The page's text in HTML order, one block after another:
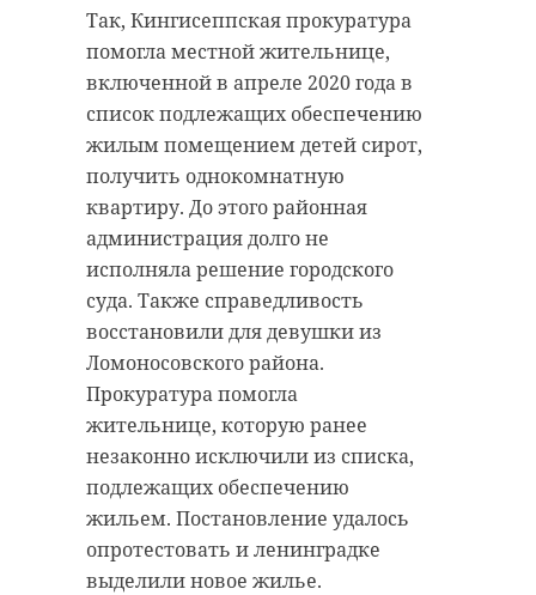
Так, Кингисеппская прокуратура
помогла местной жительнице,
включенной в апреле 2020 года в
список подлежащих обеспечению
жилым помещением детей сирот,
получить однокомнатную
квартиру. До этого районная
администрация долго не
исполняла решение городского
суда. Также справедливость
восстановили для девушки из
Ломоносовского района.
Прокуратура помогла
жительнице, которую ранее
незаконно исключили из списка,
подлежащих обеспечению
жильем. Постановление удалось
опротестовать и ленинградке
выделили новое жилье.
посвященный 78-летию Победы в
Великой Отечественной войне.
Участники преодолели почти 200
километров и прибыли на
последнюю точку — к стеле
«Гатчина-город воинской славы».
Пробег - 17 по счету, он проводится
с 2006 года.
В
Ленинградской
области
проходит
автопробег
"Никто не забыт,
ничто не
забыто"-2023
с околоцветником лилово-синего
цвета. А еще - ветреницу
дубравную (представитель
семейства лютиковых с
крупными цветками белого
цвета) и ландыш майский.
Данные виды не значатся в
Красной книге РФ. Однако если
продолжить их собирать массово,
то эта ситуация быстро
поменяется.
В Росприроднадзоре напомнили,
что за покупку весенних букетов
дикоросов тоже следует
административная
ответственность.